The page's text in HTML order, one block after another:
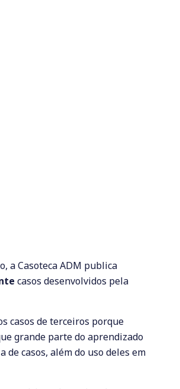
a Casoteca ADM publica
casos desenvolvidos pela
casos de terceiros porque
grande parte do aprendizado
de casos, além do uso deles em